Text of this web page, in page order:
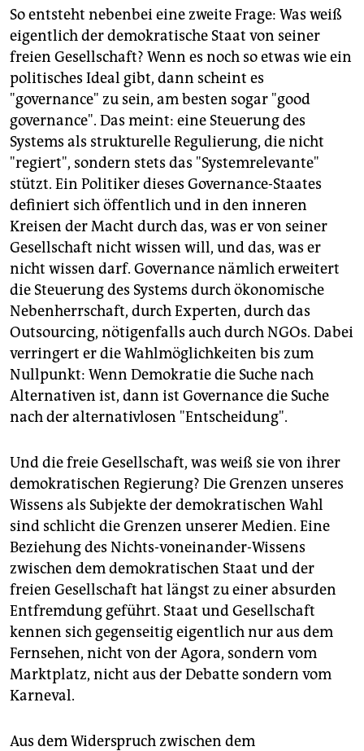
So entsteht nebenbei eine zweite Frage: Was weiß
eigentlich der demokratische Staat von seiner
freien Gesellschaft? Wenn es noch so etwas wie ein
politisches Ideal gibt, dann scheint es
"governance" zu sein, am besten sogar "good
governance". Das meint: eine Steuerung des
Systems als strukturelle Regulierung, die nicht
"regiert", sondern stets das "Systemrelevante"
stützt. Ein Politiker dieses Governance-Staates
definiert sich öffentlich und in den inneren
Kreisen der Macht durch das, was er von seiner
Gesellschaft nicht wissen will, und das, was er
nicht wissen darf. Governance nämlich erweitert
die Steuerung des Systems durch ökonomische
Nebenherrschaft, durch Experten, durch das
Outsourcing, nötigenfalls auch durch NGOs. Dabei
verringert er die Wahlmöglichkeiten bis zum
Nullpunkt: Wenn Demokratie die Suche nach
Alternativen ist, dann ist Governance die Suche
nach der alternativlosen "Entscheidung".
Und die freie Gesellschaft, was weiß sie von ihrer
demokratischen Regierung? Die Grenzen unseres
Wissens als Subjekte der demokratischen Wahl
sind schlicht die Grenzen unserer Medien. Eine
Beziehung des Nichts-voneinander-Wissens
zwischen dem demokratischen Staat und der
freien Gesellschaft hat längst zu einer absurden
Entfremdung geführt. Staat und Gesellschaft
kennen sich gegenseitig eigentlich nur aus dem
Fernsehen, nicht von der Agora, sondern vom
Marktplatz, nicht aus der Debatte sondern vom
Karneval.
Aus dem Widerspruch zwischen dem